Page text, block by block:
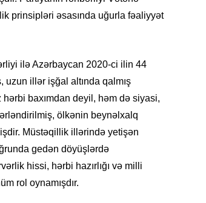
prinsipləri əsasında uğurla fəaliyyət
ilə Azərbaycan 2020-ci ilin 44
illər işğal altında qalmış
baxımdan deyil, həm də siyasi,
ölkənin beynəlxalq
Müstəqillik illərində yetişən
gedən döyüşlərdə
hissi, hərbi hazırlığı və milli
rol oynamışdır.